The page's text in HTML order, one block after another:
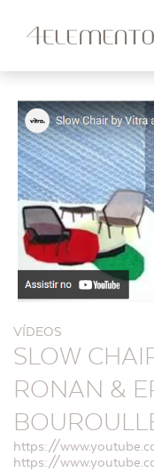
VÍDEOS
SLOW
RONAN &
https://
https://